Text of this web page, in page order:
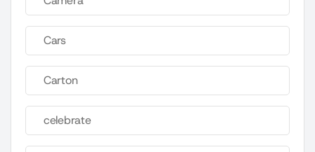
Cars
Carton
celebrate